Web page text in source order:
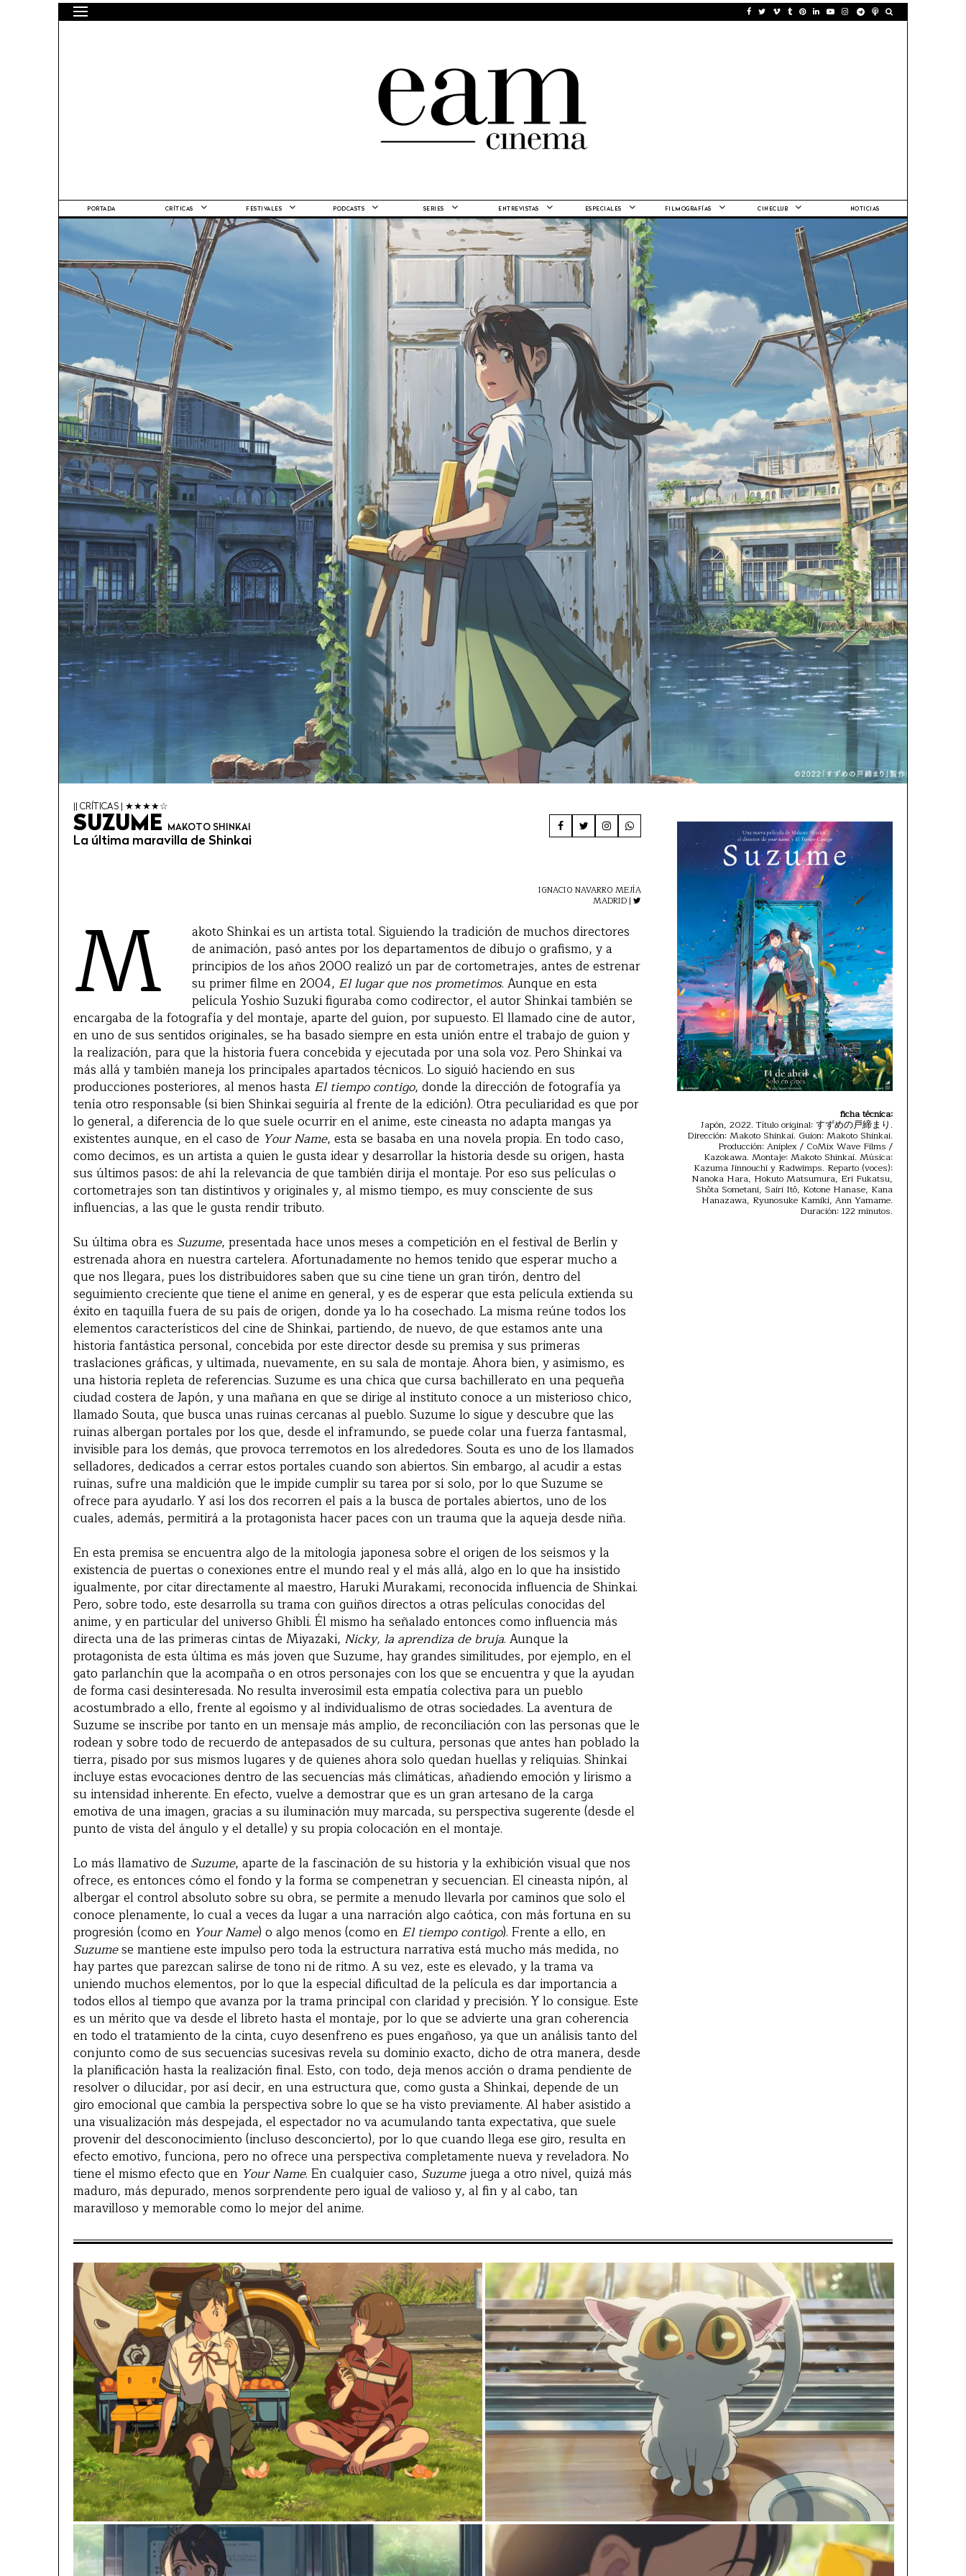
PORTADA CRÍTICAS FESTIVALES PODCASTS SERIES ENTREVISTAS ESPECIALES FILMOGRAFÍAS CINECLUB NOTICIAS
|| CRÍTICAS | ★★★★☆
SUZUME MAKOTO SHINKAI
La última maravilla de Shinkai
IGNACIO NAVARRO MEJÍA
MADRID |
ficha técnica:
Japón, 2022. Título original: すずめの戸締まり.
Dirección: Makoto Shinkai. Guion: Makoto Shinkai.
Producción: Aniplex / CoMix Wave Films /
Kazokawa. Montaje: Makoto Shinkai. Música:
Kazuma Jinnouchi y Radwimps. Reparto (voces):
Nanoka Hara, Hokuto Matsumura, Eri Fukatsu,
Shôta Sometani, Sairi Itô, Kotone Hanase, Kana
Hanazawa, Ryunosuke Kamiki, Ann Yamame.
Duración: 122 minutos.
M
akoto Shinkai es un artista total. Siguiendo la tradición de muchos directores
de animación, pasó antes por los departamentos de dibujo o grafismo, y a
principios de los años 2000 realizó un par de cortometrajes, antes de estrenar
su primer filme en 2004, El lugar que nos prometimos. Aunque en esta
película Yoshio Suzuki figuraba como codirector, el autor Shinkai también se
encargaba de la fotografía y del montaje, aparte del guion, por supuesto. El llamado cine de autor,
en uno de sus sentidos originales, se ha basado siempre en esta unión entre el trabajo de guion y
la realización, para que la historia fuera concebida y ejecutada por una sola voz. Pero Shinkai va
más allá y también maneja los principales apartados técnicos. Lo siguió haciendo en sus
producciones posteriores, al menos hasta El tiempo contigo, donde la dirección de fotografía ya
tenía otro responsable (si bien Shinkai seguiría al frente de la edición). Otra peculiaridad es que por
lo general, a diferencia de lo que suele ocurrir en el anime, este cineasta no adapta mangas ya
existentes aunque, en el caso de Your Name, esta se basaba en una novela propia. En todo caso,
como decimos, es un artista a quien le gusta idear y desarrollar la historia desde su origen, hasta
sus últimos pasos: de ahí la relevancia de que también dirija el montaje. Por eso sus películas o
cortometrajes son tan distintivos y originales y, al mismo tiempo, es muy consciente de sus
influencias, a las que le gusta rendir tributo.
Su última obra es Suzume, presentada hace unos meses a competición en el festival de Berlín y
estrenada ahora en nuestra cartelera. Afortunadamente no hemos tenido que esperar mucho a
que nos llegara, pues los distribuidores saben que su cine tiene un gran tirón, dentro del
seguimiento creciente que tiene el anime en general, y es de esperar que esta película extienda su
éxito en taquilla fuera de su país de origen, donde ya lo ha cosechado. La misma reúne todos los
elementos característicos del cine de Shinkai, partiendo, de nuevo, de que estamos ante una
historia fantástica personal, concebida por este director desde su premisa y sus primeras
traslaciones gráficas, y ultimada, nuevamente, en su sala de montaje. Ahora bien, y asimismo, es
una historia repleta de referencias. Suzume es una chica que cursa bachillerato en una pequeña
ciudad costera de Japón, y una mañana en que se dirige al instituto conoce a un misterioso chico,
llamado Souta, que busca unas ruinas cercanas al pueblo. Suzume lo sigue y descubre que las
ruinas albergan portales por los que, desde el inframundo, se puede colar una fuerza fantasmal,
invisible para los demás, que provoca terremotos en los alrededores. Souta es uno de los llamados
selladores, dedicados a cerrar estos portales cuando son abiertos. Sin embargo, al acudir a estas
ruinas, sufre una maldición que le impide cumplir su tarea por sí solo, por lo que Suzume se
ofrece para ayudarlo. Y así los dos recorren el país a la busca de portales abiertos, uno de los
cuales, además, permitirá a la protagonista hacer paces con un trauma que la aqueja desde niña.
En esta premisa se encuentra algo de la mitología japonesa sobre el origen de los seísmos y la
existencia de puertas o conexiones entre el mundo real y el más allá, algo en lo que ha insistido
igualmente, por citar directamente al maestro, Haruki Murakami, reconocida influencia de Shinkai.
Pero, sobre todo, este desarrolla su trama con guiños directos a otras películas conocidas del
anime, y en particular del universo Ghibli. Él mismo ha señalado entonces como influencia más
directa una de las primeras cintas de Miyazaki, Nicky, la aprendiza de bruja. Aunque la
protagonista de esta última es más joven que Suzume, hay grandes similitudes, por ejemplo, en el
gato parlanchín que la acompaña o en otros personajes con los que se encuentra y que la ayudan
de forma casi desinteresada. No resulta inverosímil esta empatía colectiva para un pueblo
acostumbrado a ello, frente al egoísmo y al individualismo de otras sociedades. La aventura de
Suzume se inscribe por tanto en un mensaje más amplio, de reconciliación con las personas que le
rodean y sobre todo de recuerdo de antepasados de su cultura, personas que antes han poblado la
tierra, pisado por sus mismos lugares y de quienes ahora solo quedan huellas y reliquias. Shinkai
incluye estas evocaciones dentro de las secuencias más climáticas, añadiendo emoción y lirismo a
su intensidad inherente. En efecto, vuelve a demostrar que es un gran artesano de la carga
emotiva de una imagen, gracias a su iluminación muy marcada, su perspectiva sugerente (desde el
punto de vista del ángulo y el detalle) y su propia colocación en el montaje.
Lo más llamativo de Suzume, aparte de la fascinación de su historia y la exhibición visual que nos
ofrece, es entonces cómo el fondo y la forma se compenetran y secuencian. El cineasta nipón, al
albergar el control absoluto sobre su obra, se permite a menudo llevarla por caminos que solo el
conoce plenamente, lo cual a veces da lugar a una narración algo caótica, con más fortuna en su
progresión (como en Your Name) o algo menos (como en El tiempo contigo). Frente a ello, en
Suzumese mantiene este impulso pero toda la estructura narrativa está mucho más medida, no
hay partes que parezcan salirse de tono ni de ritmo. A su vez, este es elevado, y la trama va
uniendo muchos elementos, por lo que la especial dificultad de la película es dar importancia a
todos ellos al tiempo que avanza por la trama principal con claridad y precisión. Y lo consigue. Este
es un mérito que va desde el libreto hasta el montaje, por lo que se advierte una gran coherencia
en todo el tratamiento de la cinta, cuyo desenfreno es pues engañoso, ya que un análisis tanto del
conjunto como de sus secuencias sucesivas revela su dominio exacto, dicho de otra manera, desde
la planificación hasta la realización final. Esto, con todo, deja menos acción o drama pendiente de
resolver o dilucidar, por así decir, en una estructura que, como gusta a Shinkai, depende de un
giro emocional que cambia la perspectiva sobre lo que se ha visto previamente. Al haber asistido a
una visualización más despejada, el espectador no va acumulando tanta expectativa, que suele
provenir del desconocimiento (incluso desconcierto), por lo que cuando llega ese giro, resulta en
efecto emotivo, funciona, pero no ofrece una perspectiva completamente nueva y reveladora. No
tiene el mismo efecto que en Your Name. En cualquier caso, Suzumejuega a otro nivel, quizá más
maduro, más depurado, menos sorprendente pero igual de valioso y, al fin y al cabo, tan
maravilloso y memorable como lo mejor del anime.